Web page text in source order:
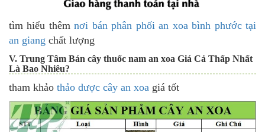
tìm hiểu thêmnơi bán phân phối an xoa bình phước tại
an giang chất lượng
V. Trung Tâm Bán cây thuốc nam an xoa Giá Cả Thấp Nhất
Là Bao Nhiêu?
tham khảo thảo dược cây an xoa giá tốt